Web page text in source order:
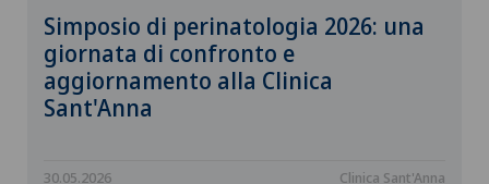
Simposio di perinatologia 2026: una
giornata di confronto e
aggiornamento alla Clinica
Sant'Anna
30.05.2026 Clinica Sant'Anna